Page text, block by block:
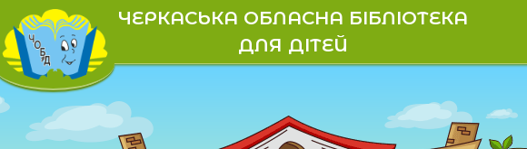
ЧЕРКАСЬКА ОБЛАСНА БІБЛІОТЕКА
ДЛЯ ДІТЕЙ